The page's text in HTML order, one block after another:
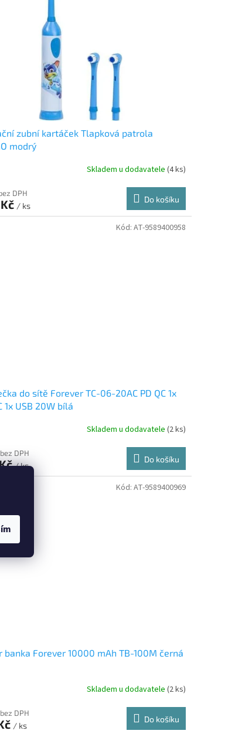
zubní kartáček Tlapková patrola
modrý
Skladem u dodavatele (4 ks)
DPH
/ ks
Do košíku
do sítě Forever TC-06-20AC PD QC 1x
1x USB 20W bílá
Skladem u dodavatele (2 ks)
DPH
/ ks
Do košíku
Kód: AT-9589400958
banka Forever 10000 mAh TB-100M černá
Skladem u dodavatele (2 ks)
DPH
/ ks
Do košíku
Kód: AT-9589400969